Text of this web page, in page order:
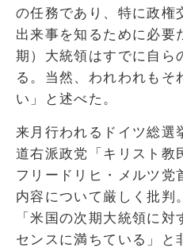
の任務であり、特に政権
出来事を知るために必要
期）大統領はすでに自ら
る。当然、われわれもそ
い」と述べた。
来月行われるドイツ総選
道右派政党「キリスト教
フリードリヒ・メルツ党
内容について厳しく批判
「米国の次期大統領に
センスに満ちている」と